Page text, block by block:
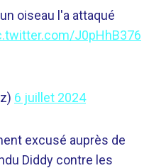
oiseau l'a attaqué
J0pHhB376
6 juillet 2024
excusé auprès de
Diddy contre les